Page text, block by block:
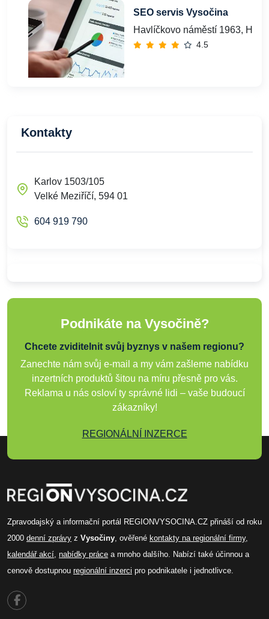
SEO servis Vysočina
Havlíčkovo náměstí 1963,
4.5
Kontakty
Karlov 1503/105
Velké Meziříčí, 594 01
604 919 790
Podnikáte na Vysočině?
Chcete zviditelnit svůj byznys v našem regionu?
Zanechte nám svůj e-mail a my vám zašleme nabídku
inzertních produktů šitou na míru přesně pro vás.
Reklama u nás osloví ty správné lidi – vaše budoucí
zákazníky!
REGIONÁLNÍ INZERCE
Zpravodajský a informační portál REGIONVYSOCINA.CZ přináší od roku
2000 denní zprávy z Vysočiny , ověřené kontakty na regionální firmy,
kalendář akcí nabídky práce a mnoho dalšího. Nabízí také účinnou a
cenově dostupnou regionální inzerci pro podnikatele i jednotlivce.